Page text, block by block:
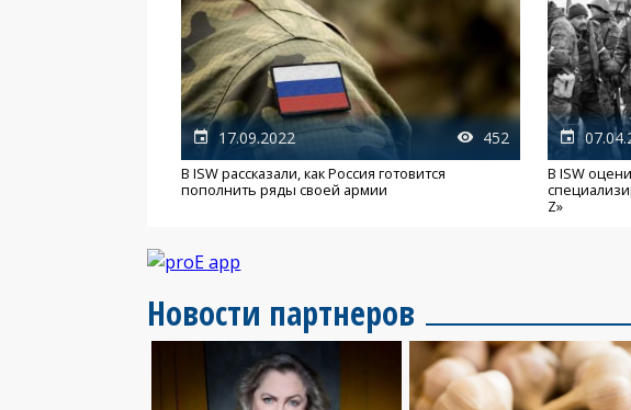
17.09.2022 452
В ISW рассказали, как Россия готовится
пополнить ряды своей армии
В ISW
Z»
Новости партнеров